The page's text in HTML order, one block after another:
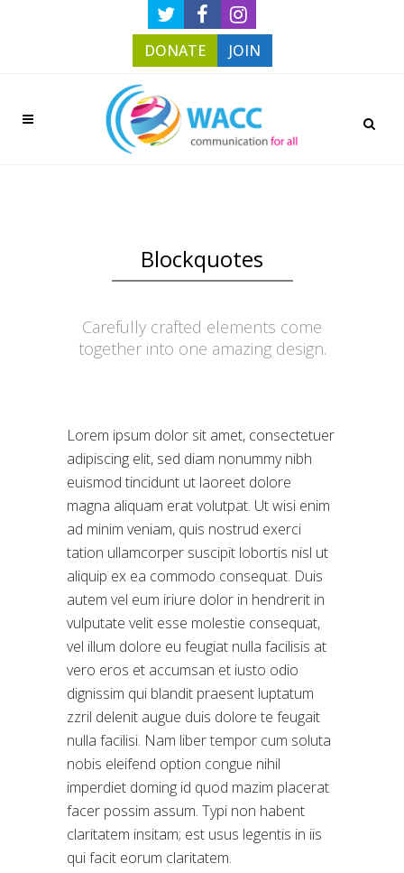
DONATE JOIN
Blockquotes
Carefully crafted elements come
together into one amazing design.
Lorem ipsum dolor sit amet, consectetuer
adipiscing elit, sed diam nonummy nibh
euismod tincidunt ut laoreet dolore
magna aliquam erat volutpat. Ut wisi enim
ad minim veniam, quis nostrud exerci
tation ullamcorper suscipit lobortis nisl ut
aliquip ex ea commodo consequat. Duis
autem vel eum iriure dolor in hendrerit in
vulputate velit esse molestie consequat,
vel illum dolore eu feugiat nulla facilisis at
vero eros et accumsan et iusto odio
dignissim qui blandit praesent luptatum
zzril delenit augue duis dolore te feugait
nulla facilisi. Nam liber tempor cum soluta
nobis eleifend option congue nihil
imperdiet doming id quod mazim placerat
facer possim assum. Typi non habent
claritatem insitam; est usus legentis in iis
qui facit eorum claritatem.